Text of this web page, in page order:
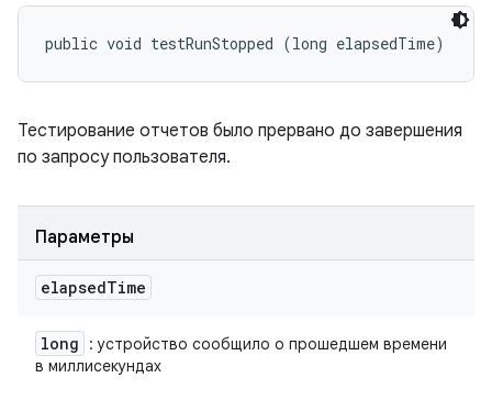
public void testRunStopped (long elapsedTime)
Тестирование отчетов было прервано до завершения
по запросу пользователя.
Параметры
elapsedTime
long
: устройство сообщило о прошедшем времени
в миллисекундах